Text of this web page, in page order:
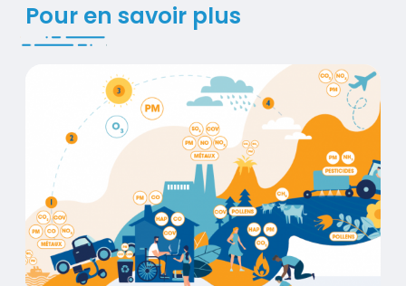
Titre
Pour en savoir plus
Polluants de l'air
Visuel